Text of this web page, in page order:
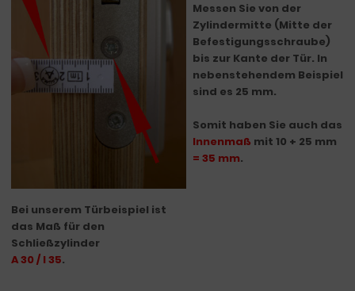
Messen Sie von der
Zylindermitte (Mitte der
Befestigungsschraube)
bis zur Kante der Tür. In
nebenstehendem Beispiel
sind es 25 mm.
Somit haben Sie auch das
Innenmaß mit 10 + 25 mm
= 35 mm.
Bei unserem Türbeispiel ist
das Maß für den
Schließzylinder
A 30 / I 35.